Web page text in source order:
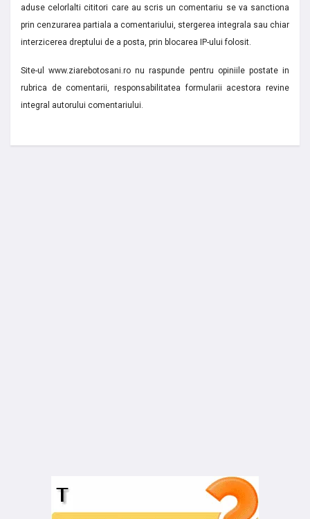
aduse celorlalti cititori care au scris un comentariu se va sanctiona
prin cenzurarea partiala a comentariului, stergerea integrala sau chiar
interzicerea dreptului de a posta, prin blocarea IP-ului folosit.
Site-ul www.ziarebotosani.ro nu raspunde pentru opiniile postate in
rubrica de comentarii, responsabilitatea formularii acestora revine
integral autorului comentariului.